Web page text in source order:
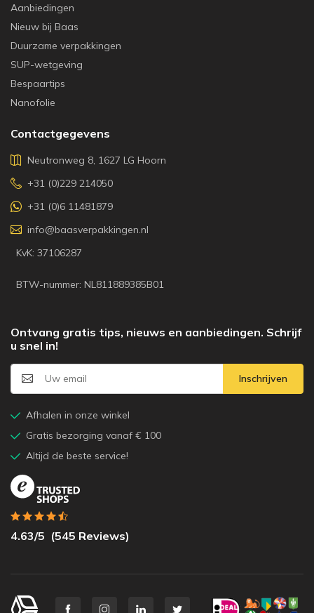
Aanbiedingen
Nieuw bij Baas
Duurzame verpakkingen
SUP-wetgeving
Bespaartips
Nanofolie
Contactgegevens
Neutronweg 8, 1627 LG Hoorn
+31 (0)229 214050
+31 (0)6 11481879
info@baasverpakkingen.nl
KvK: 37106287
BTW-nummer: NL811889385B01
Ontvang gratis tips, nieuws en aanbiedingen. Schrijf
u snel in!
Inschrijven
Afhalen in onze winkel
Gratis bezorging vanaf € 100
Altijd de beste service!
4.63/5 (545 Reviews)